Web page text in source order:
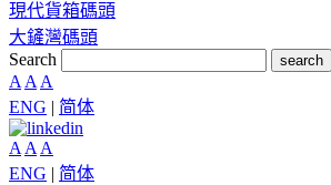
現代貨箱碼頭
大鏟灣碼頭
Search
search
A A A
ENG | 简体
A A A
ENG | 简体